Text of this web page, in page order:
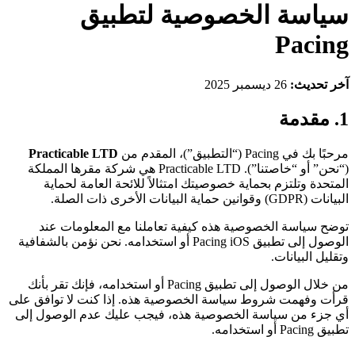
سياسة الخصوصية لتطبيق
Pacing
آخر تحديث:
1. مقدمة
مرحبًا بك في Pacing (“التطبيق”)، المقدم من
Practicable LTD
(“نحن” أو “خاصتنا”). Practicable LTD هي شركة مقرها المملكة
المتحدة وتلتزم بحماية خصوصيتك امتثالاً للائحة العامة لحماية
البيانات (GDPR) وقوانين حماية البيانات الأخرى ذات الصلة.
توضح سياسة الخصوصية هذه كيفية تعاملنا مع المعلومات عند
الوصول إلى تطبيق Pacing iOS أو استخدامه. نحن نؤمن بالشفافية
وتقليل البيانات.
من خلال الوصول إلى تطبيق Pacing أو استخدامه، فإنك تقر بأنك
قرأت وفهمت شروط سياسة الخصوصية هذه. إذا كنت لا توافق على
أي جزء من سياسة الخصوصية هذه، فيجب عليك عدم الوصول إلى
تطبيق Pacing أو استخدامه.